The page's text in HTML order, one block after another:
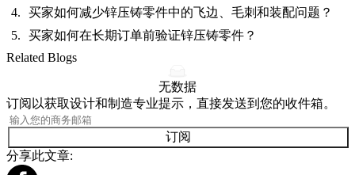
买家如何减少锌压铸零件中的飞边、毛刺和装配问题？
买家如何在长期订单前验证锌压铸零件？
Related Blogs
无数据
订阅以获取设计和制造专业提示，直接发送到您的收件箱。
订阅
分享此文章: